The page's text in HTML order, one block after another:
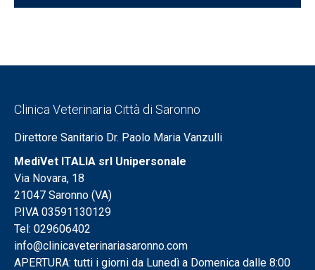
Clinica Veterinaria Città di Saronno
Direttore Sanitario Dr. Paolo Maria Vanzulli
MediVet ITALIA srl Unipersonale
Via Novara, 18
21047 Saronno (VA)
P.IVA 03591130129
Tel: 029606402
info@clinicaveterinariasaronno.com
APERTURA: tutti i giorni da Lunedì a Domenica dalle 8:00